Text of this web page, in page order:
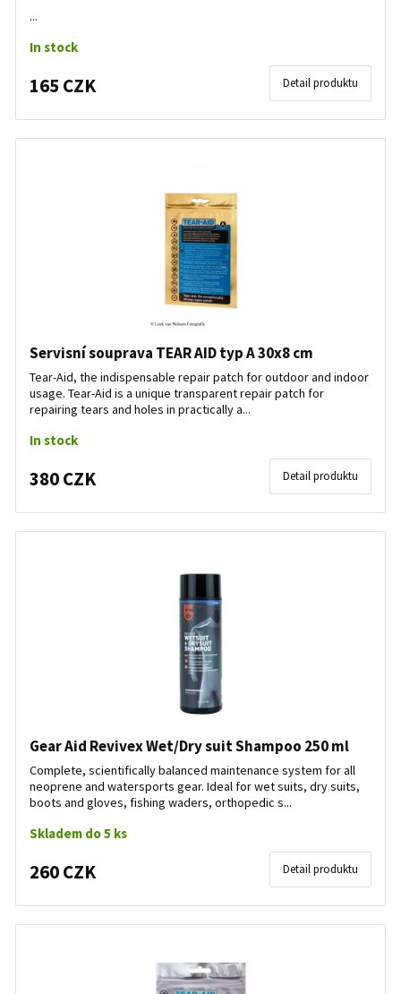
...
In stock
165 CZK Detail produktu
Servisní souprava TEAR AID typ A 30x8 cm
Tear-Aid, the indispensable repair patch for outdoor and indoor
usage. Tear-Aid is a unique transparent repair patch for
repairing tears and holes in practically a...
In stock
380 CZK Detail produktu
Gear Aid Revivex Wet/Dry suit Shampoo 250 ml
Complete, scientifically balanced maintenance system for all
neoprene and watersports gear. Ideal for wet suits, dry suits,
boots and gloves, fishing waders, orthopedic s...
Skladem do 5 ks
260 CZK Detail produktu